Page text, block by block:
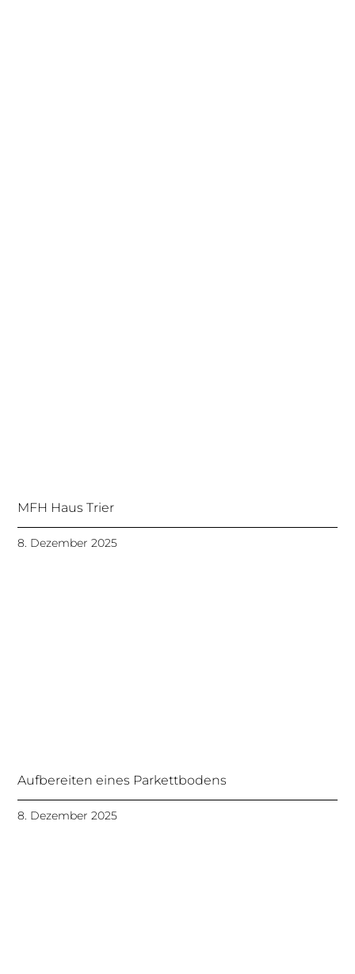
MFH Haus Trier
8. Dezember 2025
Aufbereiten eines Parkettbodens
8. Dezember 2025